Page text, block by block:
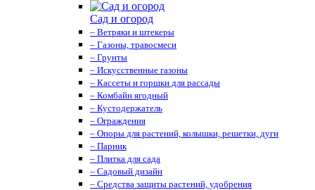
Сад и огород
– Ветряки и штекеры
– Газоны, травосмеси
– Грунты
– Искусственные газоны
– Кассеты и горшки для рассады
– Комбайн ягодный
– Кустодержатель
– Ограждения
– Опоры для растений, колышки, решетки, дуги
– Парник
– Плитка для сада
– Садовый дизайн
– Средства защиты растений, удобрения